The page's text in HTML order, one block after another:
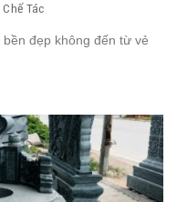
Tác
đẹp không đến từ vẻ